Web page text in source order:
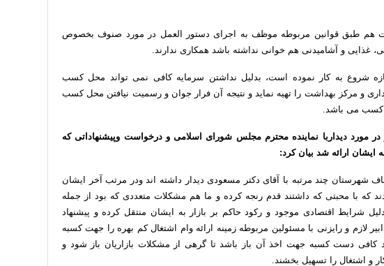
هم طبق قوانین مربوطه موظف به اجرای دستور العمل در مورد صنوف بخصوص
غذایی و آشامیدنی هم خوانی نداشته باشد همکاری ندارند
شروع به کار نموده است، بدلیل نداشتن سرمایه کافی نمی تواند محل کسب
و مرکز بهداشت را تهیه نماید و نتیجه آن فرار جوان و رسمیت نیافتن محل کسب
کسب می باشد
در مورد دیداربا نماینده محترم مجلس شورای اسلامی و درخواست وپیشنهاداتی که
ایشان ارائه شد بیان کرد:
شهرستان چند مرتبه با آقای دکتر مسعودی دیدار داشته اند ودر مرتب آخر
ایشان
که با محبتی که داشتند قدم رنجه کرده و ما هم مشکلات متعددی که بود از
جمله
شرایط اقتصادی موجود و رکود حاکم بر بازار به ایشان منتقل کرده و پیشنهاد
لازم و رایزنی با مسئولین مربوطه زمینه ارائه وام اشتغال کم بهره را جهت کسبه
کافی دست کسبه جهت اخذ آن باز باشد تا گرهی از مشکلات بازاریان باز شود و
و اشتغال را تسهیل بخشند